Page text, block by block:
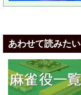
あわせて読みたい